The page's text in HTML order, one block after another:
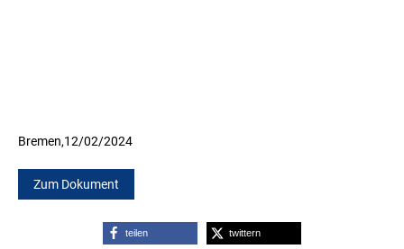
Bremen,12/02/2024
Zum Dokument
teilen twittern